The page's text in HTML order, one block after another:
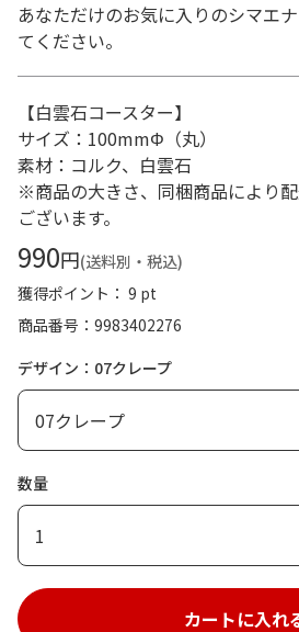
あなただけのお気に入りのシマエ
てください。
【白雲石コースター】
サイズ：100mmΦ（丸）
素材：コルク、白雲石
※商品の大きさ、同梱商品により
ございます。
990円(送料別・税込)
獲得ポイント： 9 pt
商品番号
9983402276
デザイン：07クレープ
数量
1